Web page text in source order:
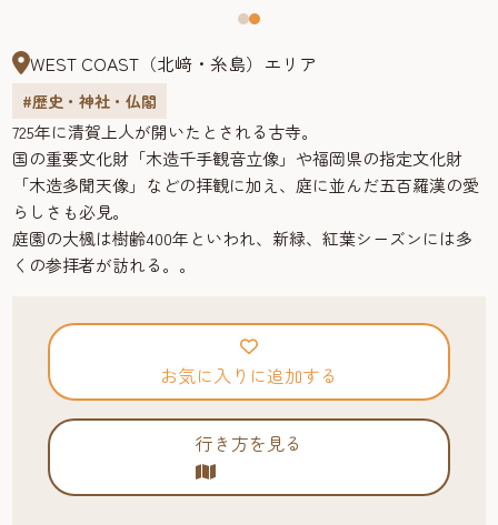
WEST COAST（北﨑・糸島）エリア
#歴史・神社・仏閣
725年に清賀上人が開いたとされる古寺。
国の重要文化財「木造千手観音立像」や福岡県の指定文化財
「木造多聞天像」などの拝観に加え、庭に並んだ五百羅漢の愛
らしさも必見。
庭園の大楓は樹齢400年といわれ、新緑、紅葉シーズンには多
くの参拝者が訪れる。。
お気に入りに追加する
行き方を見る